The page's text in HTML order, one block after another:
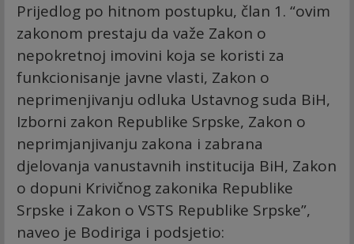
Prijedlog po hitnom postupku, član 1. “ovim
zakonom prestaju da važe Zakon o
nepokretnoj imovini koja se koristi za
funkcionisanje javne vlasti, Zakon o
neprimenjivanju odluka Ustavnog suda BiH,
Izborni zakon Republike Srpske, Zakon o
neprimjanjivanju zakona i zabrana
djelovanja vanustavnih institucija BiH, Zakon
o dopuni Krivičnog zakonika Republike
Srpske i Zakon o VSTS Republike Srpske”,
naveo je Bodiriga i podsjetio: